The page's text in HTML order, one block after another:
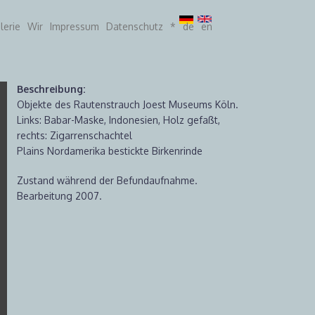
Wir Impressum Datenschutz * de en
Beschreibung:
Objekte des Rautenstrauch Joest Museums Köln.
Links: Babar-Maske, Indonesien, Holz gefaßt,
rechts: Zigarrenschachtel
Plains Nordamerika bestickte Birkenrinde
Zustand während der Befundaufnahme.
Bearbeitung 2007.